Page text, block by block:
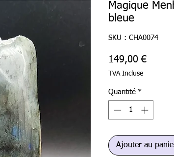
Magique
bleue
SKU : CHA0074
149,00 €Prix
TVA Incluse
Quantité *
Ajouter au